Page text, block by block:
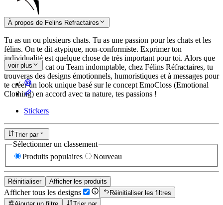
À propos de Felins Refractaires
Tu as un ou plusieurs chats. Tu as une passion pour les chats et les
félins. On te dit atypique, non-conformiste. Exprimer ton
individualité est quelque chose de très important pour toi. Alors que
tu sois Team cat ou Team indomptable, chez Félins Réfractaires, tu
trouveras des designs émotionnels, humoristiques et à messages pour
te créer un look unique basé sur le concept EmoCloss (Emotional
Clothing) en accord avec ta nature, tes passions !
voir plus
Stickers
Trier par
Sélectionner un classement
Produits populaires
Nouveau
Réinitialiser Afficher les produits
Afficher tous les designs
Réinitialiser les filtres